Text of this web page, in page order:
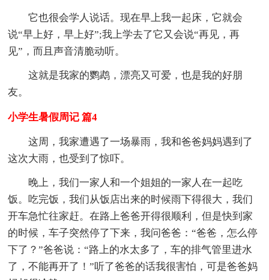
它也很会学人说话。现在早上我一起床，它就会
说“早上好，早上好”;我上学去了它又会说“再见，再
见”，而且声音清脆动听。
这就是我家的鹦鹉，漂亮又可爱，也是我的好朋
友。
小学生暑假周记 篇4
这周，我家遭遇了一场暴雨，我和爸爸妈妈遇到了
这次大雨，也受到了惊吓。
晚上，我们一家人和一个姐姐的一家人在一起吃
饭。吃完饭，我们从饭店出来的时候雨下得很大，我们
开车急忙往家赶。在路上爸爸开得很顺利，但是快到家
的时候，车子突然停了下来，我问爸爸：“爸爸，怎么停
下了？”爸爸说：“路上的水太多了，车的排气管里进水
了，不能再开了！”听了爸爸的话我很害怕，可是爸爸妈